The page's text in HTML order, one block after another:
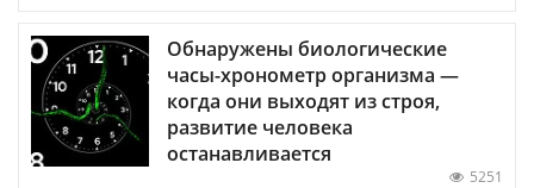
Обнаружены биологические
часы-хронометр организма —
когда они выходят из строя,
развитие человека
останавливается
5251